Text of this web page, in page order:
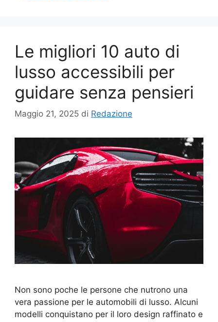
Le migliori 10 auto di
lusso accessibili per
guidare senza pensieri
Maggio 21, 2025 di Redazione
Non sono poche le persone che nutrono una
vera passione per le automobili di lusso. Alcuni
modelli conquistano per il loro design raffinato e